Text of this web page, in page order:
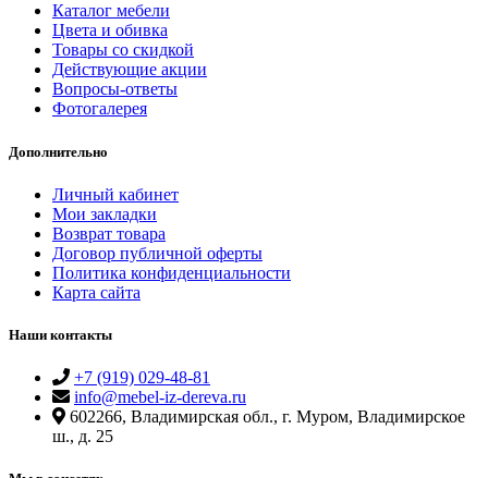
Каталог мебели
Цвета и обивка
Товары со скидкой
Действующие акции
Вопросы-ответы
Фотогалерея
Дополнительно
Личный кабинет
Мои закладки
Возврат товара
Договор публичной оферты
Политика конфиденциальности
Карта сайта
Наши контакты
+7 (919) 029-48-81
info@mebel-iz-dereva.ru
602266, Владимирская обл., г. Муром, Владимирское
ш., д. 25